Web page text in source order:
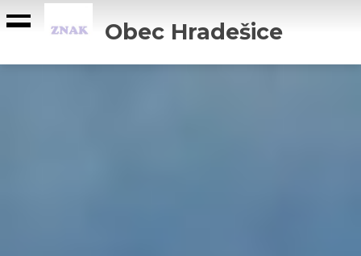
Obec Hradešice